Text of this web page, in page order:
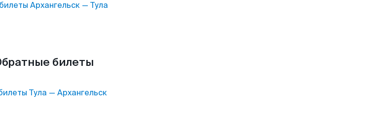
Архангельск— Тула
билеты
Тула — Архангельск